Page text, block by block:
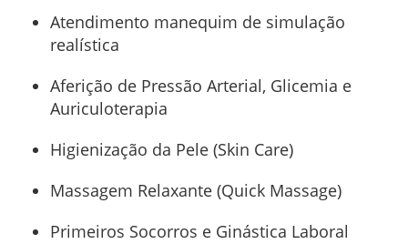
Atendimento manequim de simulação
realística
Aferição de Pressão Arterial, Glicemia e
Auriculoterapia
Higienização da Pele (Skin Care)
Massagem Relaxante (Quick Massage)
Primeiros Socorros e Ginástica Laboral